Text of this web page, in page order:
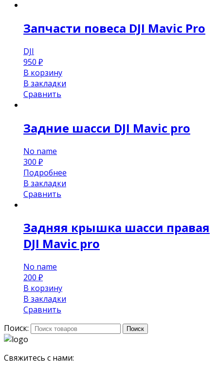
Запчасти повеса DJI Mavic Pro
DJI
950 ₽
В корзину
В закладки
Сравнить
Задние шасси DJI Mavic pro
No name
300 ₽
Подробнее
В закладки
Сравнить
Задняя крышка шасси правая
DJI Mavic pro
No name
200 ₽
В корзину
В закладки
Сравнить
Поиск:
Поиск
Свяжитесь с нами: